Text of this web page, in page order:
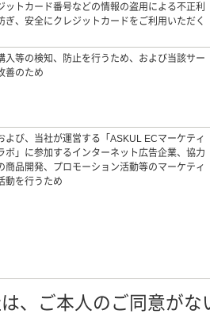
ットカード番号などの情報の盗用による不正利
ぎ、安全にクレジットカードをご利用いただく
入等の検知、防止を行うため、および当該サー
善のため
よび、当社が運営する「ASKUL ECマーケティ
ボ」に参加するインターネット広告企業、協力
商品開発、プロモーション活動等のマーケティ
動を行うため
、ご本人のご同意が